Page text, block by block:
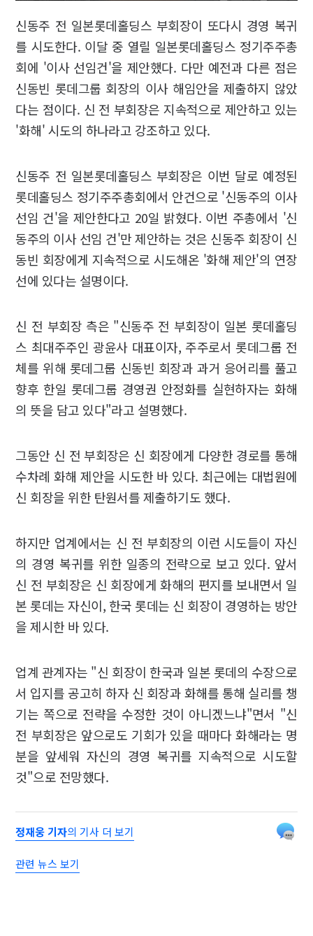
신동주 전 일본롯데홀딩스 부회장이 또다시 경영 복귀
를 시도한다. 이달 중 열릴 일본롯데홀딩스 정기주주총
회에 '이사 선임건'을 제안했다. 다만 예전과 다른 점은
신동빈 롯데그룹 회장의 이사 해임안을 제출하지 않았
다는 점이다. 신 전 부회장은 지속적으로 제안하고 있는
'화해' 시도의 하나라고 강조하고 있다.
신동주 전 일본롯데홀딩스 부회장은 이번 달로 예정된
롯데홀딩스 정기주주총회에서 안건으로 '신동주의 이사
선임 건'을 제안한다고 20일 밝혔다. 이번 주총에서 '신
동주의 이사 선임 건'만 제안하는 것은 신동주 회장이 신
동빈 회장에게 지속적으로 시도해온 '화해 제안'의 연장
선에 있다는 설명이다.
신 전 부회장 측은 "신동주 전 부회장이 일본 롯데홀딩
스 최대주주인 광윤사 대표이자, 주주로서 롯데그룹 전
체를 위해 롯데그룹 신동빈 회장과 과거 응어리를 풀고
향후 한일 롯데그룹 경영권 안정화를 실현하자는 화해
의 뜻을 담고 있다"라고 설명했다.
그동안 신 전 부회장은 신 회장에게 다양한 경로를 통해
수차례 화해 제안을 시도한 바 있다. 최근에는 대법원에
신 회장을 위한 탄원서를 제출하기도 했다.
하지만 업계에서는 신 전 부회장의 이런 시도들이 자신
의 경영 복귀를 위한 일종의 전략으로 보고 있다. 앞서
신 전 부회장은 신 회장에게 화해의 편지를 보내면서 일
본 롯데는 자신이, 한국 롯데는 신 회장이 경영하는 방안
을 제시한 바 있다.
업계 관계자는 "신 회장이 한국과 일본 롯데의 수장으로
서 입지를 공고히 하자 신 회장과 화해를 통해 실리를 챙
기는 쪽으로 전략을 수정한 것이 아니겠느냐"면서 "신
전 부회장은 앞으로도 기회가 있을 때마다 화해라는 명
분을 앞세워 자신의 경영 복귀를 지속적으로 시도할
것"으로 전망했다.
정재웅 기자의 기사 더 보기
관련 뉴스 보기